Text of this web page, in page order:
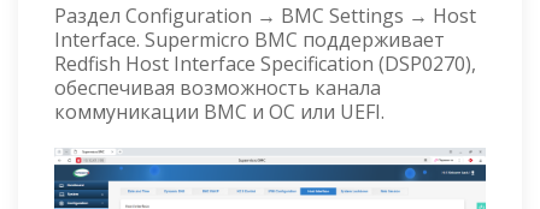
Раздел Configuration → BMC Settings → Host
Interface. Supermicro BMC поддерживает
Redfish Host Interface Specification (DSP0270),
обеспечивая возможность канала
коммуникации BMC и ОС или UEFI.